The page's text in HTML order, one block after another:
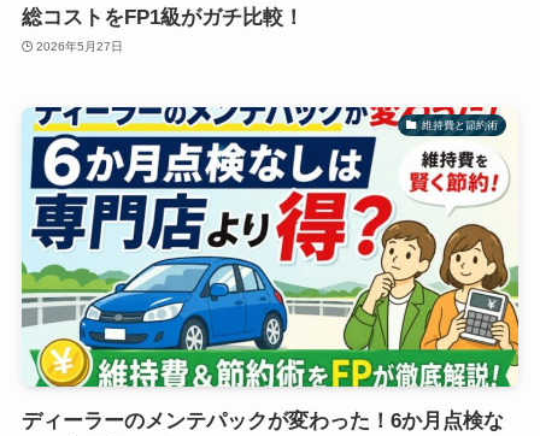
総コストをFP1級がガチ比較！
2026年5月27日
維持費と節約術
ディーラーのメンテパックが変わった！6か月点検な